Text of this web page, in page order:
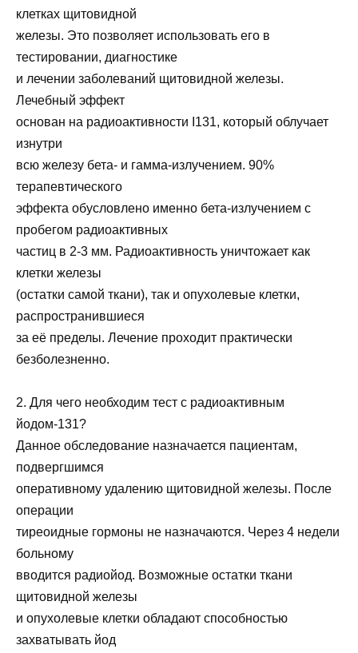
клетках щитовидной
железы. Это позволяет использовать его в
тестировании, диагностике
и лечении заболеваний щитовидной железы.
Лечебный эффект
основан на радиоактивности I131, который облучает
изнутри
всю железу бета- и гамма-излучением. 90%
терапевтического
эффекта обусловлено именно бета-излучением с
пробегом радиоактивных
частиц в 2-3 мм. Радиоактивность уничтожает как
клетки железы
(остатки самой ткани), так и опухолевые клетки,
распространившиеся
за её пределы. Лечение проходит практически
безболезненно.
2. Для чего необходим тест с радиоактивным
йодом-131?
Данное обследование назначается пациентам,
подвергшимся
оперативному удалению щитовидной железы. После
операции
тиреоидные гормоны не назначаются. Через 4 недели
больному
вводится радиойод. Возможные остатки ткани
щитовидной железы
и опухолевые клетки обладают способностью
захватывать йод